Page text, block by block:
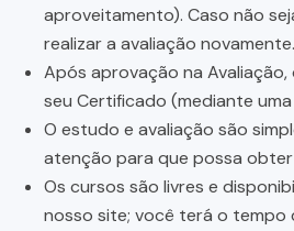
aproveitamento). Caso não
realizar a avaliação novamente.
Após aprovação na
seu Certificado (mediante
O estudo e avaliação são
atenção para que possa
Os cursos são livres e
nosso site; você terá o tempo